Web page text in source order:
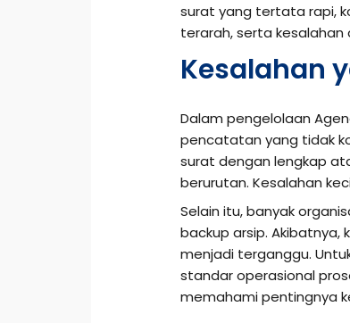
surat yang tertata rapi,
terarah, serta
Kesalahan
Dalam pengelolaan
pencatatan yang tidak
surat dengan lengkap
berurutan. Kesalahan
Selain itu, banyak
backup arsip. Akibatnya,
menjadi terganggu.
standar operasional
memahami pentingnya